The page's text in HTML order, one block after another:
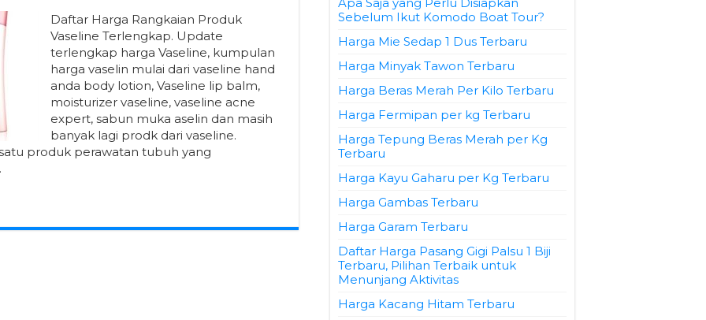
Daftar Harga Rangkaian Produk
Vaseline Terlengkap. Update
terlengkap harga Vaseline, kumpulan
harga vaselin mulai dari vaseline hand
anda body lotion, Vaseline lip balm,
moisturizer vaseline, vaseline acne
expert, sabun muka aselin dan masih
banyak lagi prodk dari vaseline.
produk perawatan tubuh yang
Sebelum Ikut Komodo Boat Tour?
Harga Mie Sedap 1 Dus Terbaru
Harga Minyak Tawon Terbaru
Harga Beras Merah Per Kilo Terbaru
Harga Fermipan per kg Terbaru
Harga Tepung Beras Merah per Kg
Terbaru
Harga Kayu Gaharu per Kg Terbaru
Harga Gambas Terbaru
Harga Garam Terbaru
Daftar Harga Pasang Gigi Palsu 1 Biji
Terbaru, Pilihan Terbaik untuk
Menunjang Aktivitas
Harga Kacang Hitam Terbaru